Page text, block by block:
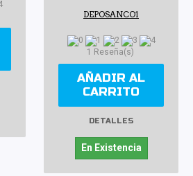
DEPOSANCO1
1 Reseña(s)
AÑADIR AL
CARRITO
DETALLES
En Existencia